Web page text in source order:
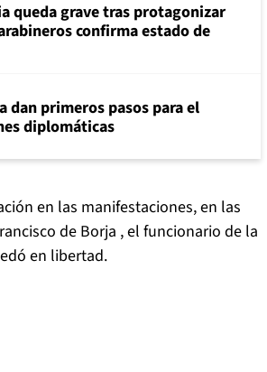
queda grave tras protagonizar
confirma estado de
dan primeros pasos para el
diplomáticas
en las manifestaciones, en las
de Borja , el funcionario de la
en libertad.